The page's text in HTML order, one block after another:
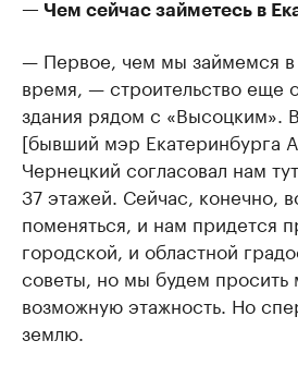
— Чем сейчас займетесь в
— Первое, чем мы займемся
время, — строительство еще
здания рядом с «Высоцким».
[бывший мэр Екатеринбурга
Чернецкий согласовал нам
37 этажей. Сейчас, конечно,
поменяться, и нам придется
городской, и областной
советы, но мы будем просить
возможную этажность. Но
землю.